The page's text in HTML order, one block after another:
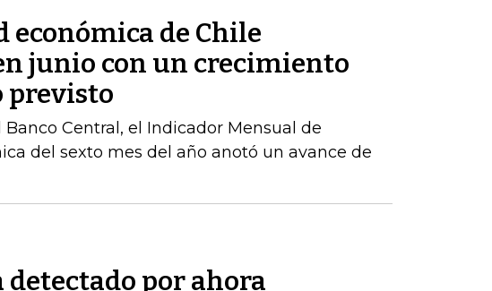
económica de Chile
junio con un crecimiento
previsto
Central, el Indicador Mensual de
del sexto mes del año anotó un avance de
detectado por ahora